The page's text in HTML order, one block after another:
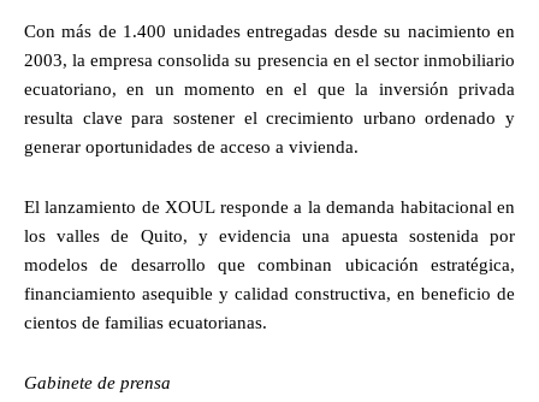
Con más de 1.400 unidades entregadas desde su nacimiento en
2003, la empresa consolida su presencia en el sector inmobiliario
ecuatoriano, en un momento en el que la inversión privada
resulta clave para sostener el crecimiento urbano ordenado y
generar oportunidades de acceso a vivienda.
El lanzamiento de XOUL responde a la demanda habitacional en
los valles de Quito, y evidencia una apuesta sostenida por
modelos de desarrollo que combinan ubicación estratégica,
financiamiento asequible y calidad constructiva, en beneficio de
cientos de familias ecuatorianas.
Gabinete de prensa